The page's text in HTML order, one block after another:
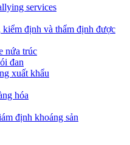
services
định và thẩm định được
nứa trúc
đan
xuất khẩu
hóa
định khoáng sản